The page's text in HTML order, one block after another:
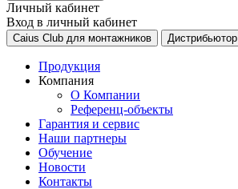
Личный кабинет
Вход в личный кабинет
Caius Club для монтажников Дистрибьютор
Продукция
Компания
О Компании
Референц-объекты
Гарантия и сервис
Наши партнеры
Обучение
Новости
Контакты